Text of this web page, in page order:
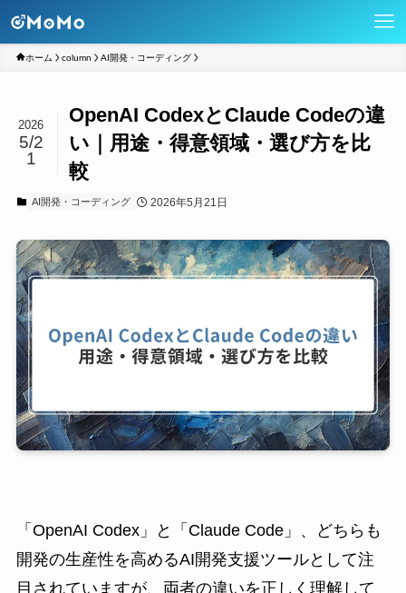
ホーム column AI開発・コーディング
OpenAI CodexとClaude Codeの違
い｜用途・得意領域・選び方を比
較
2026
5/2
1
AI開発・コーディング 2026年5月21日
「OpenAI Codex」と「Claude Code」、どちらも
開発の生産性を高めるAI開発支援ツールとして注
目されていますが、両者の違いを正しく理解して